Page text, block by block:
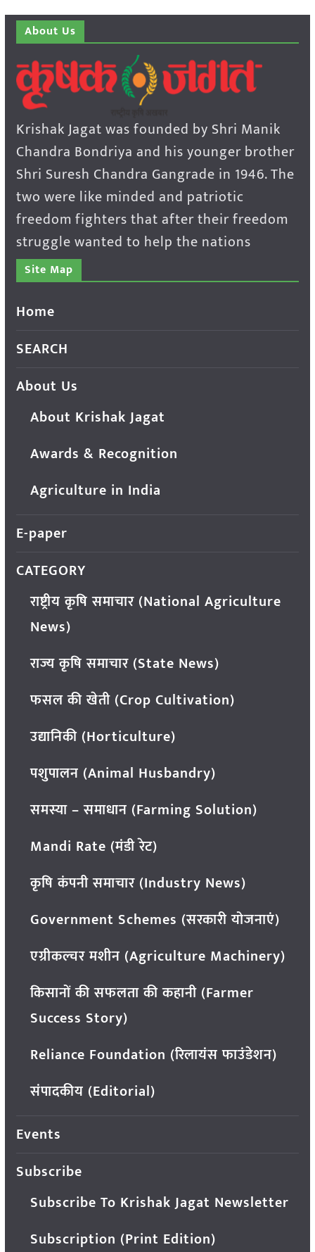
About Us
Krishak Jagat was founded by Shri Manik
Chandra Bondriya and his younger brother
Shri Suresh Chandra Gangrade in 1946. The
two were like minded and patriotic
freedom fighters that after their freedom
struggle wanted to help the nations
Site Map
Home
SEARCH
About Us
About Krishak Jagat
Awards & Recognition
Agriculture in India
E-paper
CATEGORY
राष्ट्रीय कृषि समाचार (National Agriculture
News)
राज्य कृषि समाचार (State News)
फसल की खेती (Crop Cultivation)
उद्यानिकी (Horticulture)
पशुपालन (Animal Husbandry)
समस्या – समाधान (Farming Solution)
Mandi Rate (मंडी रेट)
कृषि कंपनी समाचार (Industry News)
Government Schemes (सरकारी योजनाएं)
एग्रीकल्चर मशीन (Agriculture Machinery)
किसानों की सफलता की कहानी (Farmer
Success Story)
Reliance Foundation (रिलायंस फाउंडेशन)
संपादकीय (Editorial)
Events
Subscribe
Subscribe To Krishak Jagat Newsletter
Subscription (Print Edition)